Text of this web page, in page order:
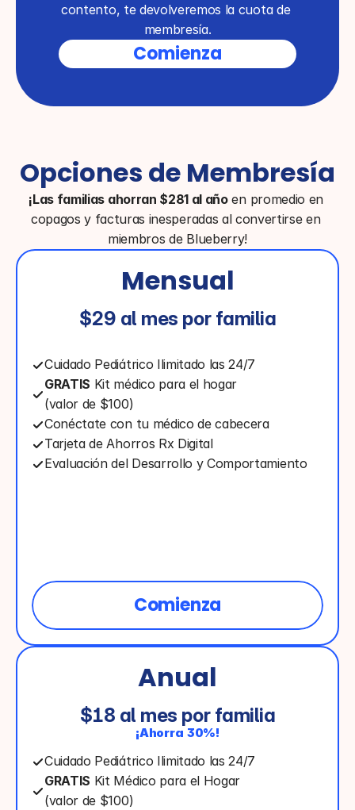
contento, te devolveremos la cuota de
membresía.
Comienza
Opciones de Membresía
¡Las familias ahorran $281 al año en promedio en
copagos y facturas inesperadas al convertirse en
miembros de Blueberry!
Mensual
$29 al mes por familia
Cuidado Pediátrico Ilimitado las 24/7
GRATIS Kit médico para el hogar
(valor de $100)
Conéctate con tu médico de cabecera
Tarjeta de Ahorros Rx Digital
Evaluación del Desarrollo y Comportamiento
Comienza
Anual
$18 al mes por familia
¡Ahorra 30%!
Cuidado Pediátrico Ilimitado las 24/7
GRATIS Kit Médico para el Hogar
(valor de $100)